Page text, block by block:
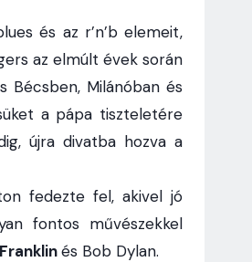
és az r’n’b elemeit,
az elmúlt évek során
Bécsben, Milánóban és
a pápa tiszteletére
újra divatba hozva a
fedezte fel, akivel jó
fontos művészekkel
és Bob Dylan.